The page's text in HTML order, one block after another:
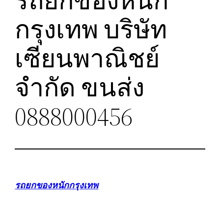
กรุงเทพ บริษัท
เซียนพาณิชย์
จำกัด ขนส่ง
0888000456
รถยกของหนักกรุงเทพ